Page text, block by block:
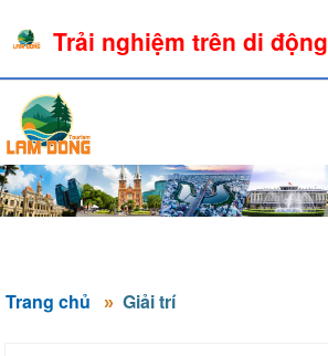
Trang chủ Giải trí
Trải nghiệm trên di động